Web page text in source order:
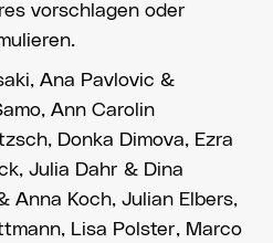
vorschlagen oder
Ana Pavlovic &
Ann Carolin
Donka Dimova, Ezra
Julia Dahr & Dina
Anna Koch, Julian Elbers,
Lisa Polster, Marco